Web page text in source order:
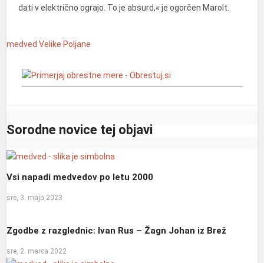
dati v električno ograjo. To je absurd,« je ogorčen Marolt.
medved Velike Poljane
Sorodne novice tej objavi
Vsi napadi medvedov po letu 2000
sre, 3. maja 2023
Zgodbe z razglednic: Ivan Rus – Žagn Johan iz Brež
sre, 2. marca 2022